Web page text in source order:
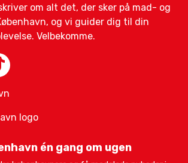
om alt det, der sker på mad- og
og vi guider dig til din
Velbekomme.
én gang om ugen